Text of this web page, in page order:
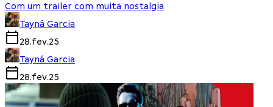
Com um trailer com muita nostalgia
Tayná Garcia
28.fev.25
Tayná Garcia
28.fev.25